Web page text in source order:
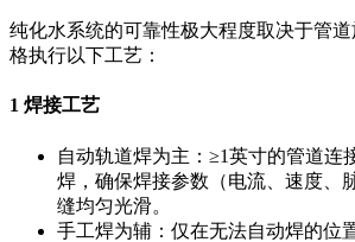
纯化水系统的可靠性极大程度取决于管
格执行以下工艺：
1 焊接工艺
自动轨道焊为主：≥1英寸的管道连
焊，确保焊接参数（电流、速度、
缝均匀光滑。
手工焊为辅：仅在无法自动焊的位